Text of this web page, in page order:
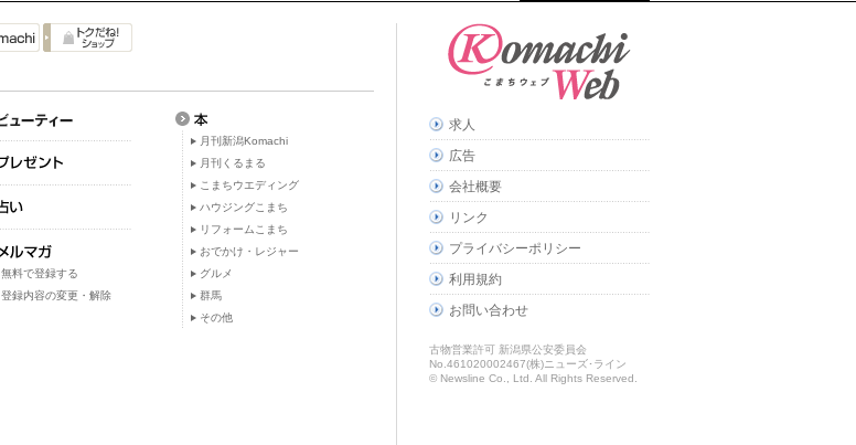
無料で登録する
登録内容の変更・解除
月刊新潟Komachi
月刊くるまる
こまちウエディング
ハウジングこまち
リフォームこまち
おでかけ・レジャー
グルメ
群馬
その他
求人
広告
会社概要
リンク
プライバシーポリシー
利用規約
お問い合わせ
古物営業許可 新潟県公安委員会
No.461020002467(株)ニューズ･ライン
© Newsline Co., Ltd. All Rights Reserved.